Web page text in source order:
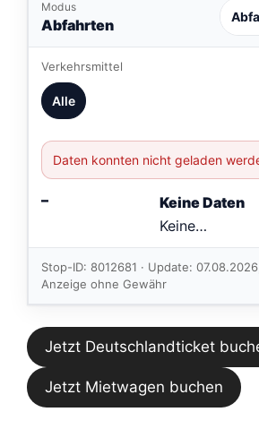
Modus
Abfahrten
Verkehrsmittel
Alle
Daten konnten nicht geladen
–
Keine Daten
Keine
Verbindungen
im aktuellen
Feed.
Stop-ID: 8012681 · Update:
Anzeige ohne Gewähr
Jetzt Deutschlandticket
Jetzt Mietwagen buchen